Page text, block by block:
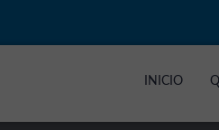
INICIO